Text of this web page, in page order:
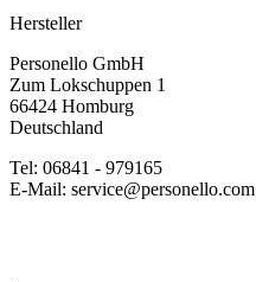
Hersteller
Personello GmbH
Zum Lokschuppen 1
66424 Homburg
Deutschland
Tel: 06841 - 979165
E-Mail: service@personello.com